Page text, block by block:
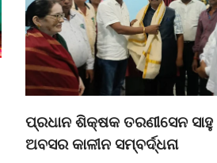
ପ୍ରଧାନ ଶିକ୍ଷକ ତରଣୀସେନ
ଅବସର କାଳୀନ ସମ୍ବର୍ଦ୍ଧନା